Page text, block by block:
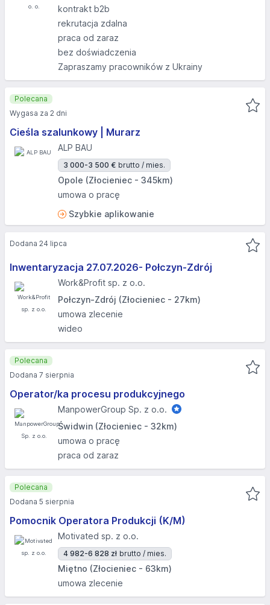
kontrakt b2b
rekrutacja zdalna
praca od zaraz
bez doświadczenia
Zapraszamy pracowników z Ukrainy
Cieśla szalunkowy | Murarz
ALP BAU
3 000-3 500 € brutto / mies.
Opole (Złocieniec - 345km)
umowa o pracę
Szybkie aplikowanie
Polecana
Wygasa za 2 dni
Inwentaryzacja 27.07.2026- Połczyn-Zdrój
Work&Profit sp. z o.o.
Połczyn-Zdrój (Złocieniec - 27km)
umowa zlecenie
wideo
Dodana 24 lipca
Operator/ka procesu produkcyjnego
ManpowerGroup Sp. z o.o.
Świdwin (Złocieniec - 32km)
umowa o pracę
praca od zaraz
Polecana
Dodana 7 sierpnia
Pomocnik Operatora Produkcji (K/M)
Motivated sp. z o.o.
4 982-6 828 zł brutto / mies.
Miętno (Złocieniec - 63km)
umowa zlecenie
Polecana
Dodana 5 sierpnia